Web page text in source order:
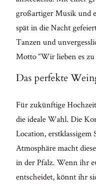
großartiger Musik und
spät in die Nacht
Tanzen und
Motto “Wir lieben es zu
Das perfekte
Für zukünftige
die ideale Wahl. Die
Location, erstklassigem
Atmosphäre macht
in der Pfalz. Wenn ihr
entscheidet, könnt ihr